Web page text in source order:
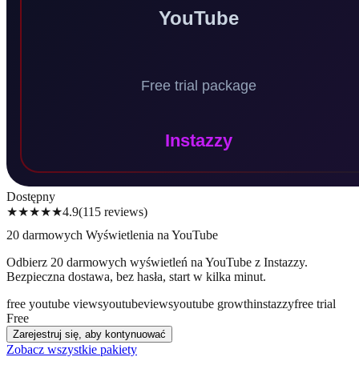
Dostępny
★★★★★4.9(115 reviews)
20 darmowych Wyświetlenia na YouTube
Odbierz 20 darmowych wyświetleń na YouTube z Instazzy.
Bezpieczna dostawa, bez hasła, start w kilka minut.
free youtube viewsyoutubeviewsyoutube growthinstazzyfree trial
Free
Zarejestruj się, aby kontynuować
Zobacz wszystkie pakiety